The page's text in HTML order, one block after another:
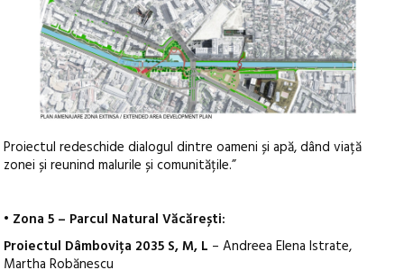
Proiectul redeschide dialogul dintre oameni și apă, dând viață
zonei și reunind malurile și comunitățile.”
• Zona 5 – Parcul Natural Văcărești:
Proiectul Dâmbovița 2035 S, M, L – Andreea Elena Istrate,
Martha Robănescu